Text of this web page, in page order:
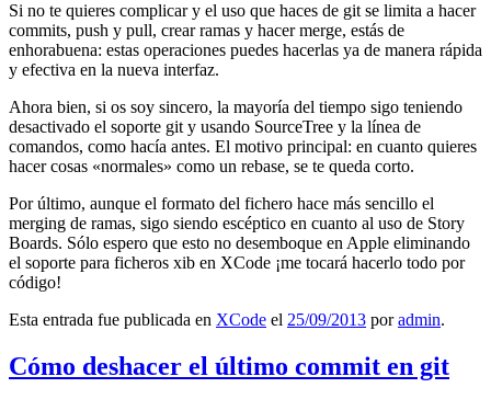
Si no te quieres complicar y el uso que haces de git se limita a hacer
commits, push y pull, crear ramas y hacer merge, estás de
enhorabuena: estas operaciones puedes hacerlas ya de manera rápida
y efectiva en la nueva interfaz.
Ahora bien, si os soy sincero, la mayoría del tiempo sigo teniendo
desactivado el soporte git y usando SourceTree y la línea de
comandos, como hacía antes. El motivo principal: en cuanto quieres
hacer cosas «normales» como un rebase, se te queda corto.
Por último, aunque el formato del fichero hace más sencillo el
merging de ramas, sigo siendo escéptico en cuanto al uso de Story
Boards. Sólo espero que esto no desemboque en Apple eliminando
el soporte para ficheros xib en XCode ¡me tocará hacerlo todo por
código!
Esta entrada fue publicada en XCode el 25/09/2013 poradmin.
Cómo deshacer el último commit en git